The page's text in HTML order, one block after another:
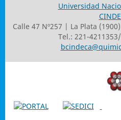
Universidad
Calle 47 Nº257 | La Plata
Tel.: 221-